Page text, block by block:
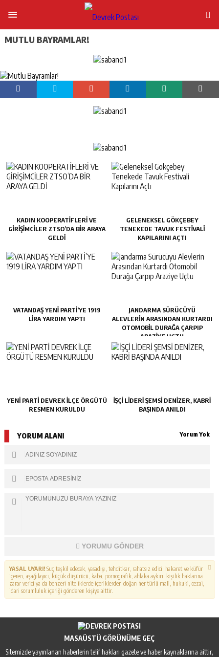
MUTLU BAYRAMLAR!
KADIN KOOPERATİFLERİ VE
GİRİŞİMCİLER ZTSO’DA BİR ARAYA
GELDİ
GELENEKSEL GÖKÇEBEY
TENEKEDE TAVUK FESTIVALI
KAPILARINI AÇTI
VATANDAŞ YENİ PARTİ’YE 1919
LİRA YARDIM YAPTI
JANDARMA SÜRÜCÜYÜ
ALEVLERIN ARASINDAN KURTARDI
OTOMOBIL DURAĞA ÇARPIP
ARAZIYE UÇTU
YENİ PARTİ DEVREK İLÇE ÖRGÜTÜ
RESMEN KURULDU
İŞÇİ LİDERİ ŞEMSİ DENİZER, KABRİ
BAŞINDA ANILDI
YORUM ALANI Yorum Yok
YORUMU GÖNDER
YASAL UYARI!Suç teşkil edecek, yasadışı, tehditkar, rahatsız edici, hakaret ve küfür
içeren, aşağılayıcı, küçük düşürücü, kaba, pornografik, ahlaka aykırı, kişilik haklarına
zarar verici ya da benzeri niteliklerde içeriklerden doğan her türlü mali, hukuki, cezai,
idari sorumluluk içeriği gönderen kişiye aittir.
MASAÜSTÜ GÖRÜNÜME GEÇ
Sitemizde yayınlanan haberlerin telif hakları gazete ve haber kaynaklarına aittir,